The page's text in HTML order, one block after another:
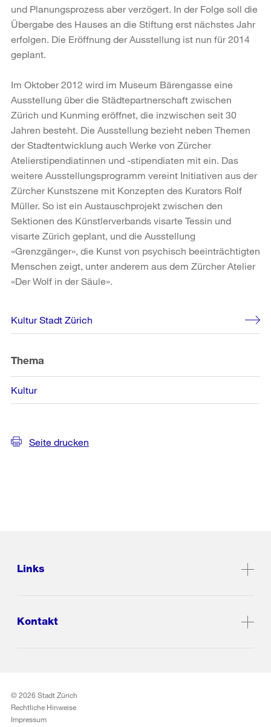
und Planungsprozess aber verzögert. In der Folge soll die
Übergabe des Hauses an die Stiftung erst nächstes Jahr
erfolgen. Die Eröffnung der Ausstellung ist nun für 2014
geplant.
Im Oktober 2012 wird im Museum Bärengasse eine
Ausstellung über die Städtepartnerschaft zwischen
Zürich und Kunming eröffnet, die inzwischen seit 30
Jahren besteht. Die Ausstellung bezieht neben Themen
der Stadtentwicklung auch Werke von Zürcher
Atelierstipendiatinnen und -stipendiaten mit ein. Das
weitere Ausstellungsprogramm vereint Initiativen aus der
Zürcher Kunstszene mit Konzepten des Kurators Rolf
Müller. So ist ein Austauschprojekt zwischen den
Sektionen des Künstlerverbands visarte Tessin und
visarte Zürich geplant, und die Ausstellung
«Grenzgänger», die Kunst von psychisch beeinträchtigten
Menschen zeigt, unter anderem aus dem Zürcher Atelier
«Der Wolf in der Säule».
Weitere
Informationen
Kultur Stadt Zürich
Thema
Kultur
Seite drucken
Links
Kontakt
© 2026 Stadt Zürich
Rechtliche Hinweise
Impressum